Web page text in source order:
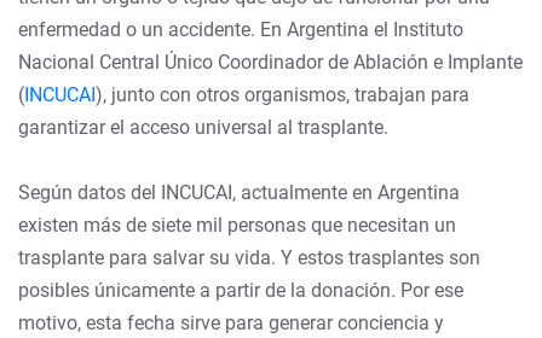
enfermedad o un accidente. En Argentina el Instituto
Nacional Central Único Coordinador de Ablación e Implante
(INCUCAI), junto con otros organismos, trabajan para
garantizar el acceso universal al trasplante.
Según datos del INCUCAI, actualmente en Argentina
existen más de siete mil personas que necesitan un
trasplante para salvar su vida. Y estos trasplantes son
posibles únicamente a partir de la donación. Por ese
motivo, esta fecha sirve para generar conciencia y